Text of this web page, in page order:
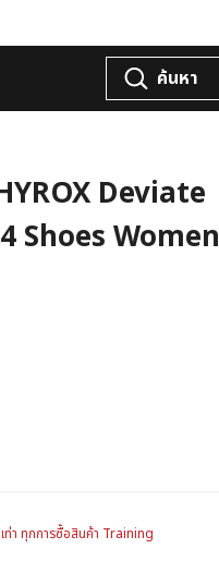
ค้นหา
Deviate
Shoes Women
ท่า ทุกการซื้อสินค้า Training